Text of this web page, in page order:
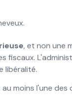
, et non une
libéralité.
moins l'une des